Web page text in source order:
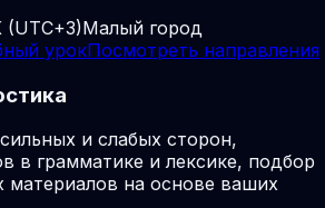
(UTC+3)Малый город
урокПосмотреть направления
и слабых сторон,
в грамматике и лексике, подбор
материалов на основе ваших